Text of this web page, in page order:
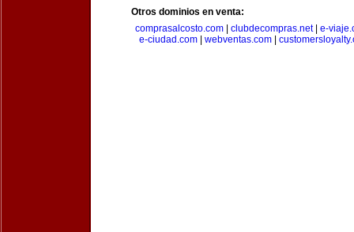
Otros dominios en venta:
comprasalcosto.com
clubdecompras.net| e-
e-ciudad.com| webventas.com|